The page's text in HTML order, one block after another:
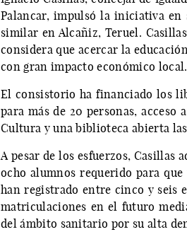
Palancar, impulsó la iniciativa
similar en Alcañiz, Teruel.
considera que acercar la
con gran impacto económico local.
El consistorio ha financiado los
para más de 20 personas,
Cultura y una biblioteca abierta
A pesar de los esfuerzos, Casillas
ocho alumnos requerido para
han registrado entre cinco y seis
matriculaciones en el futuro
del ámbito sanitario por su alta